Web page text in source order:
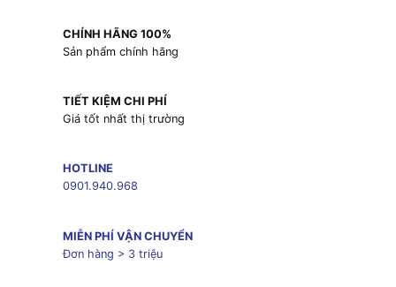
CHÍNH HÃNG 100%
Sản phẩm chính hãng
TIẾT KIỆM CHI PHÍ
Giá tốt nhất thị trường
HOTLINE
0901.940.968
MIỄN PHÍ VẬN CHUYỂN
Đơn hàng > 3 triệu